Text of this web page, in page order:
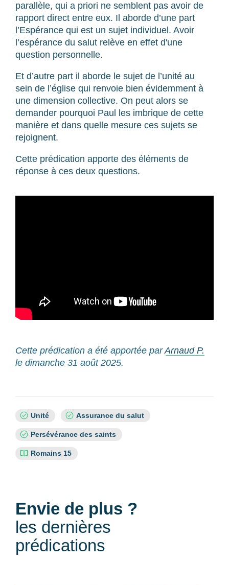
parallèle, qui a priori ne semblent pas avoir de
rapport direct entre eux. Il aborde d’une part
l’Espérance qui est un sujet individuel. Avoir
l’espérance du salut relève en effet d'une
question personnelle.
Et d’autre part il aborde le sujet de l’unité au
sein de l’église qui renvoie bien évidemment à
une dimension collective. On peut alors se
demander pourquoi Paul les imbrique de cette
manière et dans quelle mesure ces sujets se
rejoignent.
Cette prédication apporte des éléments de
réponse à ces deux questions.
Cette prédication a été apportée parArnaud P.
le dimanche 31 août 2025.
SujetsUnité Assurance du salut
Persévérance des saints
Références
Romains 15
Envie de plus ?
les dernières
prédications